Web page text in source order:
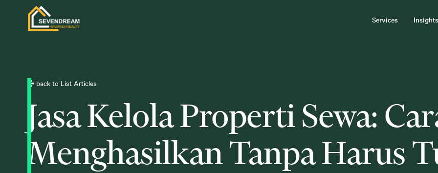
Services
back to List Articles
Jasa Kelola Properti Sewa:
Menghasilkan Tanpa Harus